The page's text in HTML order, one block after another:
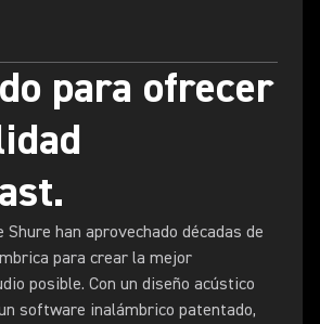
Shure han aprovechado décadas de
para crear la mejor
posible. Con un diseño acústico
software inalámbrico patentado,
para ofrecer